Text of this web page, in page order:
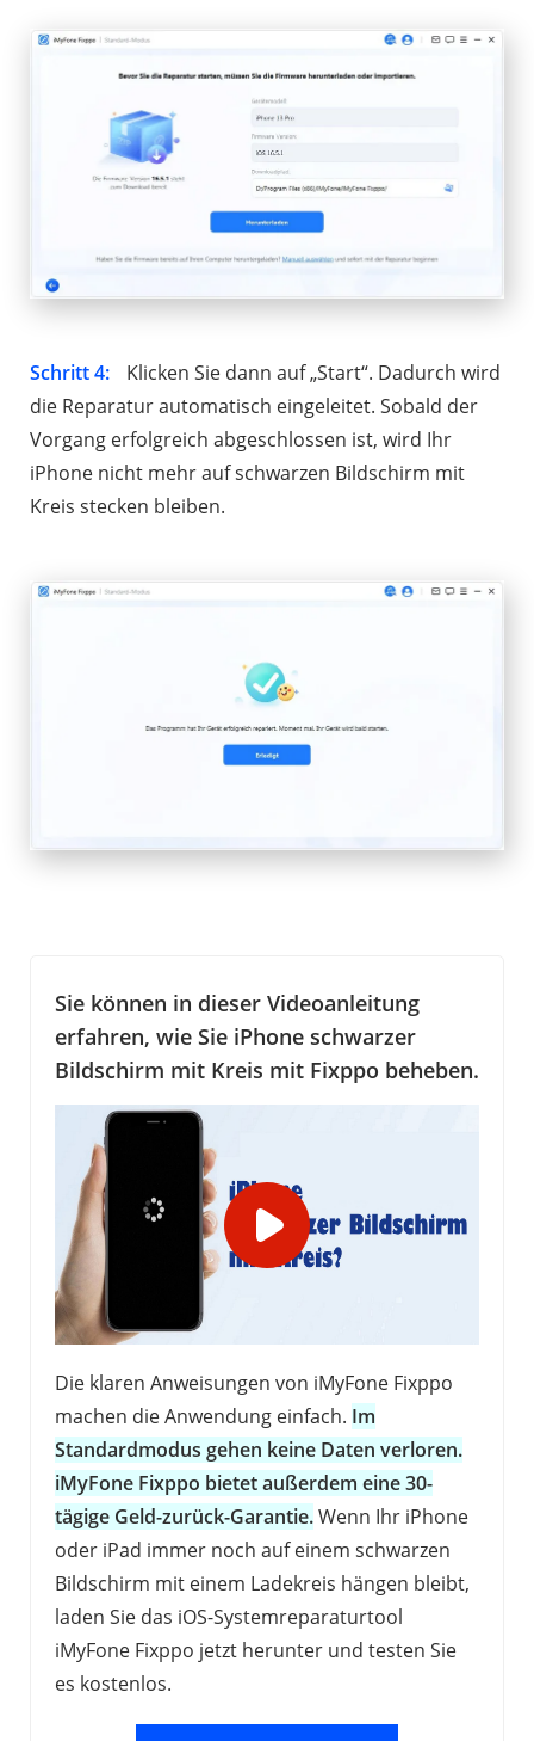
Schritt 4:
Klicken Sie dann auf „Start“. Dadurch wird
die Reparatur automatisch eingeleitet. Sobald der
Vorgang erfolgreich abgeschlossen ist, wird Ihr
iPhone nicht mehr auf schwarzen Bildschirm mit
Kreis stecken bleiben.
Sie können in dieser Videoanleitung
erfahren, wie Sie iPhone schwarzer
Bildschirm mit Kreis mit Fixppo beheben.
Die klaren Anweisungen von iMyFone Fixppo
machen die Anwendung einfach. Im
Standardmodus gehen keine Daten verloren.
iMyFone Fixppo bietet außerdem eine 30-
tägige Geld-zurück-Garantie.Wenn Ihr iPhone
oder iPad immer noch auf einem schwarzen
Bildschirm mit einem Ladekreis hängen bleibt,
laden Sie das iOS-Systemreparaturtool
iMyFone Fixppo jetzt herunter und testen Sie
es kostenlos.